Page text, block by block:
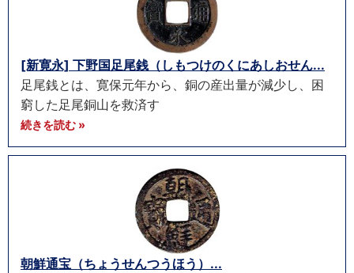
[新寛永] 下野国足尾銭（しもつけのくにあしおせん...
足尾銭とは、寛保元年から、銅の産出量が減少し、困
窮した足尾銅山を救済す
続きを読む »
朝鮮通宝（ちょうせんつうほう）...